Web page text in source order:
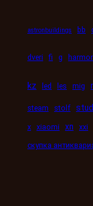
astronbuildings bb
dveri fi g
kz led les mig
steam stolf
x xiaomi xn xxi
скупка